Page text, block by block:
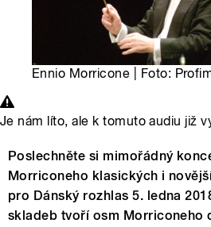
Ennio Morricone | Foto:
Je nám líto, ale k tomuto audiu již
Poslechněte si mimořádný
Morriconeho klasických i
pro Dánský rozhlas 5. ledna
skladeb tvoří osm Morriconeho